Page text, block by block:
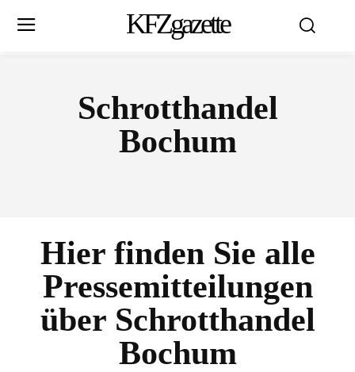
KFZgazette
Schrotthandel
Bochum
Hier finden Sie alle
Pressemitteilungen
über Schrotthandel
Bochum